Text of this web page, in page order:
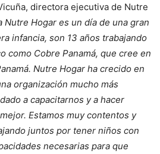
directora ejecutiva de Nutre
Nutre Hogar es un día de una gran
infancia, son 13 años trabajando
como Cobre Panamá, que cree en
Nutre Hogar ha crecido en
organización mucho más
a capacitarnos y a hacer
Estamos muy contentos y
juntos por tener niños con
necesarias para que